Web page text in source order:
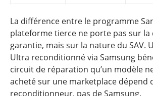
La différence entre le programme
plateforme tierce ne porte pas sur la
garantie, mais sur la nature du SAV.
Ultra reconditionné via Samsung
circuit de réparation qu’un modèle
acheté sur une marketplace dépend
reconditionneur, pas de Samsung.